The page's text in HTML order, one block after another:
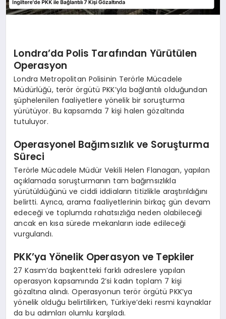
Londra’da Polis Tarafından Yürütülen
Operasyon
Londra Metropolitan Polisinin Terörle Mücadele
Müdürlüğü, terör örgütü PKK’yla bağlantılı olduğundan
şüphelenilen faaliyetlere yönelik bir soruşturma
yürütüyor. Bu kapsamda 7 kişi halen gözaltında
tutuluyor.
Operasyonel Bağımsızlık ve Soruşturma
Süreci
Terörle Mücadele Müdür Vekili Helen Flanagan, yapılan
açıklamada soruşturmanın tam bağımsızlıkla
yürütüldüğünü ve ciddi iddiaların titizlikle araştırıldığını
belirtti. Ayrıca, arama faaliyetlerinin birkaç gün devam
edeceği ve toplumda rahatsızlığa neden olabileceği
ancak en kısa sürede mekanların iade edileceği
vurgulandı.
PKK’ya Yönelik Operasyon ve Tepkiler
27 Kasım’da başkentteki farklı adreslere yapılan
operasyon kapsamında 2’si kadın toplam 7 kişi
gözaltına alındı. Operasyonun terör örgütü PKK’ya
yönelik olduğu belirtilirken, Türkiye’deki resmi kaynaklar
da bu adımları olumlu karşıladı.